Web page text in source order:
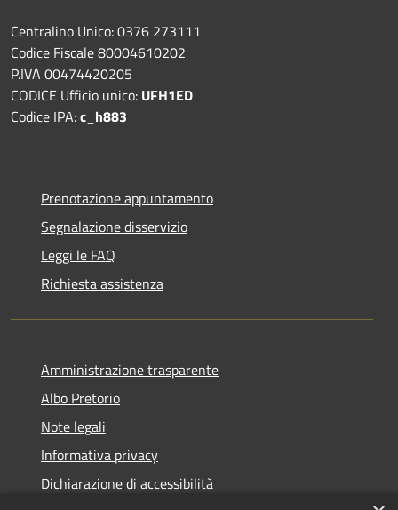
Centralino Unico: 0376 273111
Codice Fiscale 80004610202
P.IVA 00474420205
CODICE Ufficio unico: UFH1ED
Codice IPA:c_h883
Prenotazione appuntamento
Segnalazione disservizio
Leggi le FAQ
Richiesta assistenza
Amministrazione trasparente
Albo Pretorio
Note legali
Informativa privacy
Dichiarazione di accessibilità